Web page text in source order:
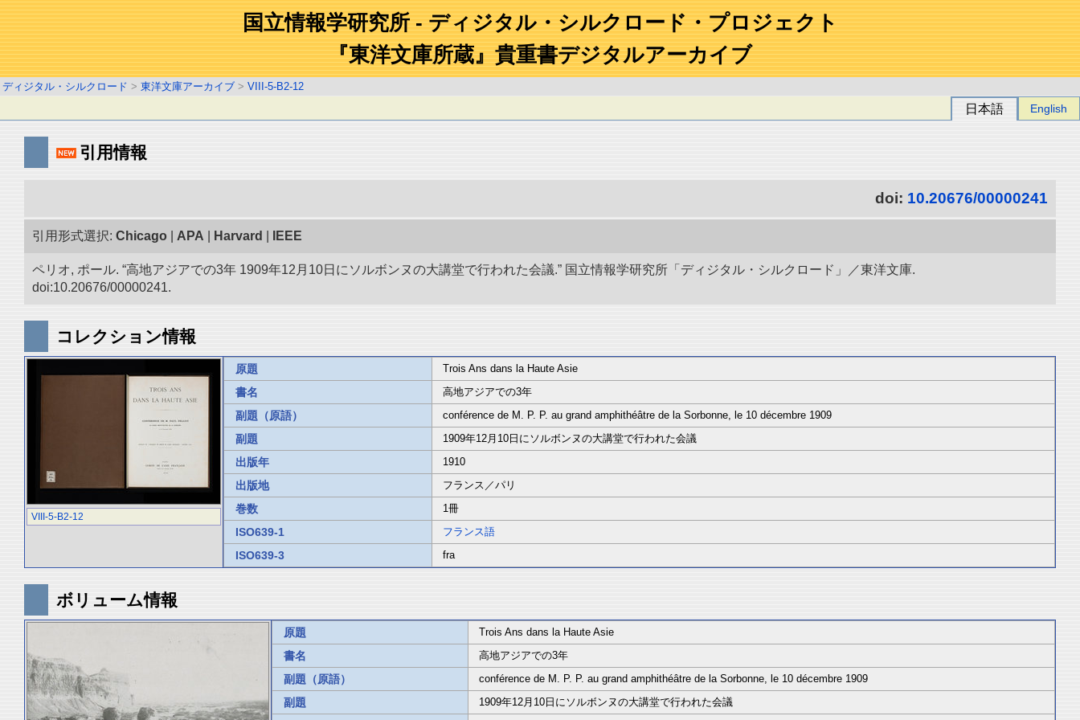
国立情報学研究所 - ディジタル・シルクロード・プロジェクト
『東洋文庫所蔵』貴重書デジタルアーカイブ
ディジタル・シルクロード > 東洋文庫アーカイブ > VIII-5-B2-12
日本語 English
引用情報
doi: 10.20676/00000241
引用形式選択: Chicago APA Harvard IEEE
ペリオ, ポール. “高地アジアでの3年 1909年12月10日にソルボンヌの大講堂で行われた会議.” 国立情報学研究所「ディジタル・シルクロード」／東洋文庫.
doi:10.20676/00000241.
コレクション情報
VIII-5-B2-12
原題 Trois Ans dans la Haute Asie
書名 高地アジアでの3年
副題（原語） conférence de M. P. P. au grand amphithéâtre de la Sorbonne, le 10 décembre 1909
副題 1909年12月10日にソルボンヌの大講堂で行われた会議
出版年 1910
出版地 フランス／パリ
巻数 1冊
ISO639-1 フランス語
ISO639-3 fra
ボリューム情報
原題 Trois Ans dans la Haute Asie
書名 高地アジアでの3年
副題（原語） conférence de M. P. P. au grand amphithéâtre de la Sorbonne, le 10 décembre 1909
副題 1909年12月10日にソルボンヌの大講堂で行われた会議